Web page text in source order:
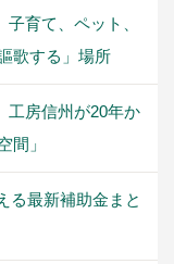
子育て、ペット、
歌する」場所
工房信州が20年か
間」
る最新補助金まと